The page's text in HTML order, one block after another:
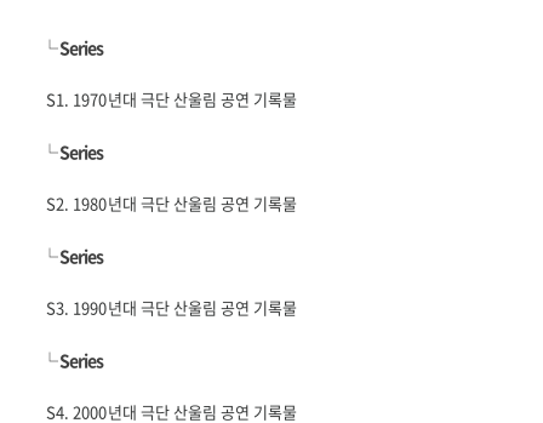
└Series
S1. 1970년대 극단 산울림 공연 기록물
└Series
S2. 1980년대 극단 산울림 공연 기록물
└Series
S3. 1990년대 극단 산울림 공연 기록물
└Series
S4. 2000년대 극단 산울림 공연 기록물